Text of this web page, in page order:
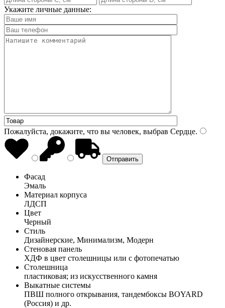
Укажите личные данные:
Пожалуйста, докажите, что вы человек, выбрав Сердце.
Фасад
Эмаль
Материал корпуса
ЛДСП
Цвет
Черный
Стиль
Дизайнерские, Минимализм, Модерн
Стеновая панель
ХДФ в цвет столешницы или с фотопечатью
Столешница
пластиковая; из искусственного камня
Выкатные системы
ПВШ полного открывания, тандембоксы BOYARD
(Россия) и др.